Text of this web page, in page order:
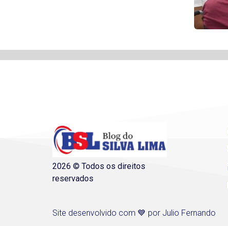
2026 © Todos os direitos
reservados
Site desenvolvido com 💙 por Julio Fernando